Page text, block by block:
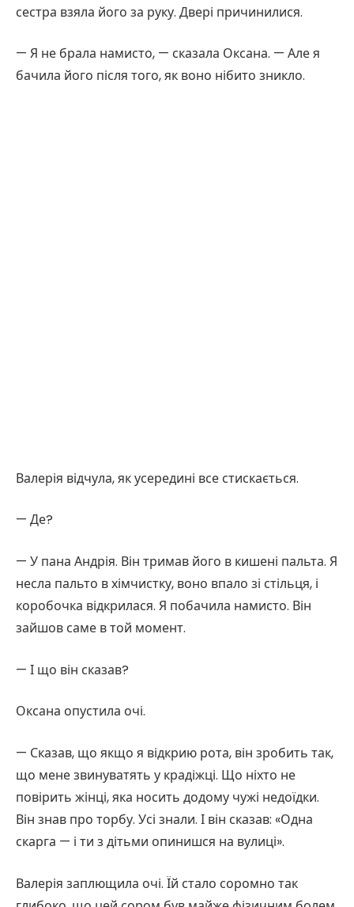
сестра взяла його за руку. Двері причинилися.
— Я не брала намисто, — сказала Оксана. — Але я
бачила його після того, як воно нібито зникло.
Валерія відчула, як усередині все стискається.
— Де?
— У пана Андрія. Він тримав його в кишені пальта. Я
несла пальто в хімчистку, воно впало зі стільця, і
коробочка відкрилася. Я побачила намисто. Він
зайшов саме в той момент.
— І що він сказав?
Оксана опустила очі.
— Сказав, що якщо я відкрию рота, він зробить так,
що мене звинуватять у крадіжці. Що ніхто не
повірить жінці, яка носить додому чужі недоїдки.
Він знав про торбу. Усі знали. І він сказав: «Одна
скарга — і ти з дітьми опинишся на вулиці».
Валерія заплющила очі. Їй стало соромно так